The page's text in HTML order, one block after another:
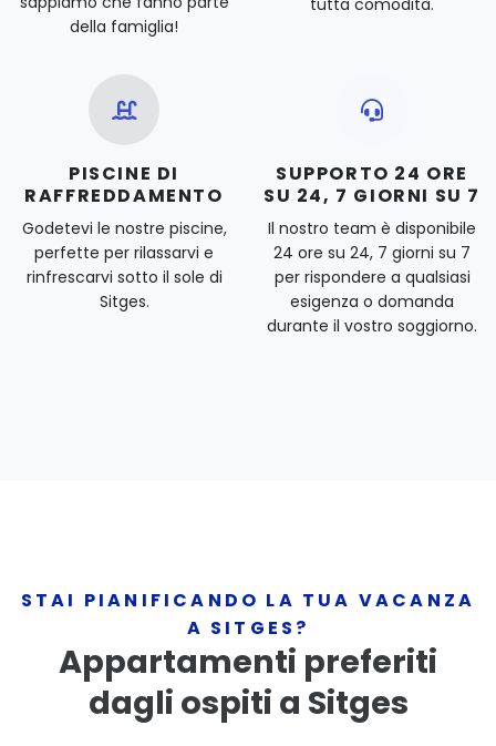
della famiglia!
PISCINE DI
RAFFREDDAMENTO
Godetevi le nostre piscine,
perfette per rilassarvi e
rinfrescarvi sotto il sole di
Sitges.
SUPPORTO 24 ORE
SU 24, 7 GIORNI SU 7
Il nostro team è disponibile
24 ore su 24, 7 giorni su 7
per rispondere a qualsiasi
esigenza o domanda
durante il vostro soggiorno.
STAI PIANIFICANDO LA TUA VACANZA
A SITGES?
Appartamenti preferiti
dagli ospiti a Sitges